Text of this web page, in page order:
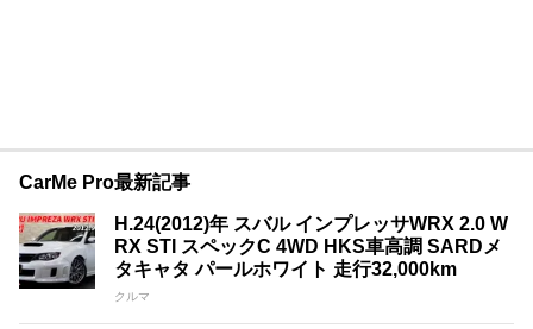
CarMe Pro最新記事
H.24(2012)年 スバル インプレッサWRX 2.0 W
RX STI スペックC 4WD HKS車高調 SARDメ
タキャタ パールホワイト 走行32,000km
クルマ